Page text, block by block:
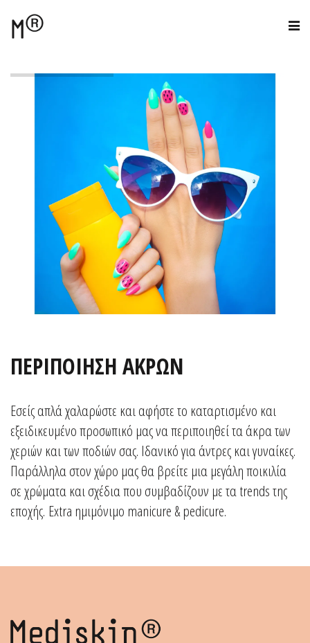
ΠΕΡΙΠΟΙΗΣΗ ΑΚΡΩΝ
Εσείς απλά χαλαρώστε και αφήστε το καταρτισμένο και
εξειδικευμένο προσωπικό μας να περιποιηθεί τα άκρα των
χεριών και των ποδιών σας. Ιδανικό για άντρες και γυναίκες.
Παράλληλα στον χώρο μας θα βρείτε μια μεγάλη ποικιλία
σε χρώματα και σχέδια που συμβαδίζουν με τα trends της
εποχής. Extra ημιμόνιμο manicure & pedicure.